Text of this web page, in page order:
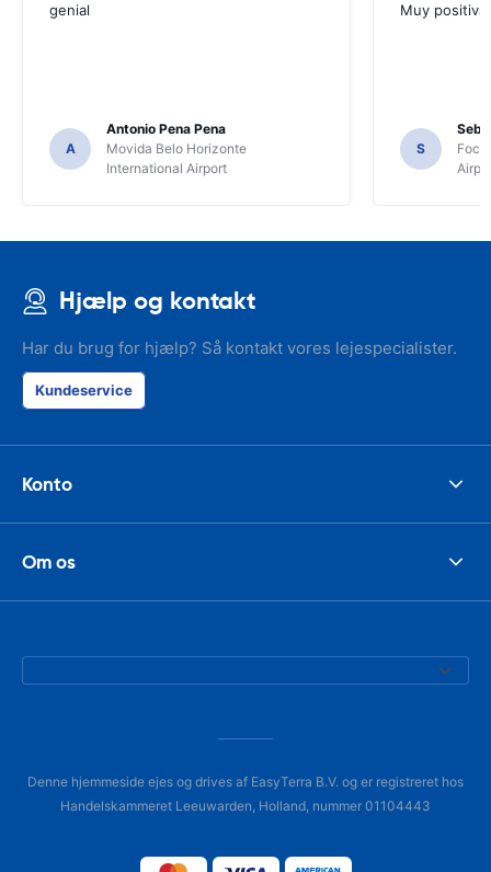
genial
A
Antonio Pena Pena
Movida Belo Horizonte
International Airport
Muy positiva
S
Foco
Hjælp og kontakt
Har du brug for hjælp? Så kontakt vores lejespecialister.
Kundeservice
Konto
Om os
Denne hjemmeside ejes og drives af EasyTerra B.V. og er registreret hos
Handelskammeret Leeuwarden, Holland, nummer 01104443